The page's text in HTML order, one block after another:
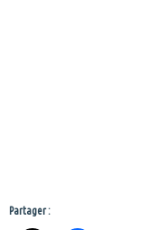
Partager :